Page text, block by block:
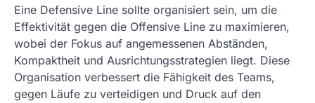
Eine Defensive Line sollte organisiert sein, um die
Effektivität gegen die Offensive Line zu maximieren,
wobei der Fokus auf angemessenen Abständen,
Kompaktheit und Ausrichtungsstrategien liegt. Diese
Organisation verbessert die Fähigkeit des Teams,
gegen Läufe zu verteidigen und Druck auf den